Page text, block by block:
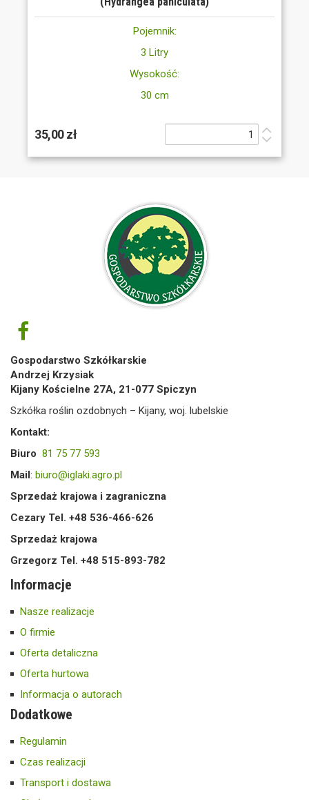
Pojemnik:
3 Litry
Wysokość:
30 cm
35,00 zł
Gospodarstwo Szkółkarskie
Andrzej Krzysiak
Kijany Kościelne 27A, 21-077 Spiczyn
Szkółka roślin ozdobnych – Kijany, woj. lubelskie
Kontakt:
Biuro 81 75 77 593
Mail: biuro@iglaki.agro.pl
Sprzedaż krajowa i zagraniczna
Cezary Tel. +48 536-466-626
Sprzedaż krajowa
Grzegorz Tel. +48 515-893-782
Informacje
Nasze realizacje
O firmie
Oferta detaliczna
Oferta hurtowa
Informacja o autorach
Dodatkowe
Regulamin
Czas realizacji
Transport i dostawa